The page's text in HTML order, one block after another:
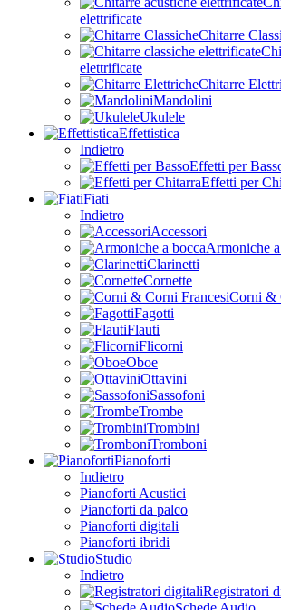
elettrificate
Chitarre
elettrificate
Chitarre
Mandolini
Ukulele
Effettistica
Indietro
Effetti per
Effetti per
Fiati
Indietro
Accessori
Armoniche
Clarinetti
Cornette
Corni &
Fagotti
Flauti
Flicorni
Oboe
Ottavini
Sassofoni
Trombe
Trombini
Tromboni
Pianoforti
Indietro
Pianoforti Acustici
Pianoforti da palco
Pianoforti digitali
Pianoforti ibridi
Studio
Indietro
Registratori